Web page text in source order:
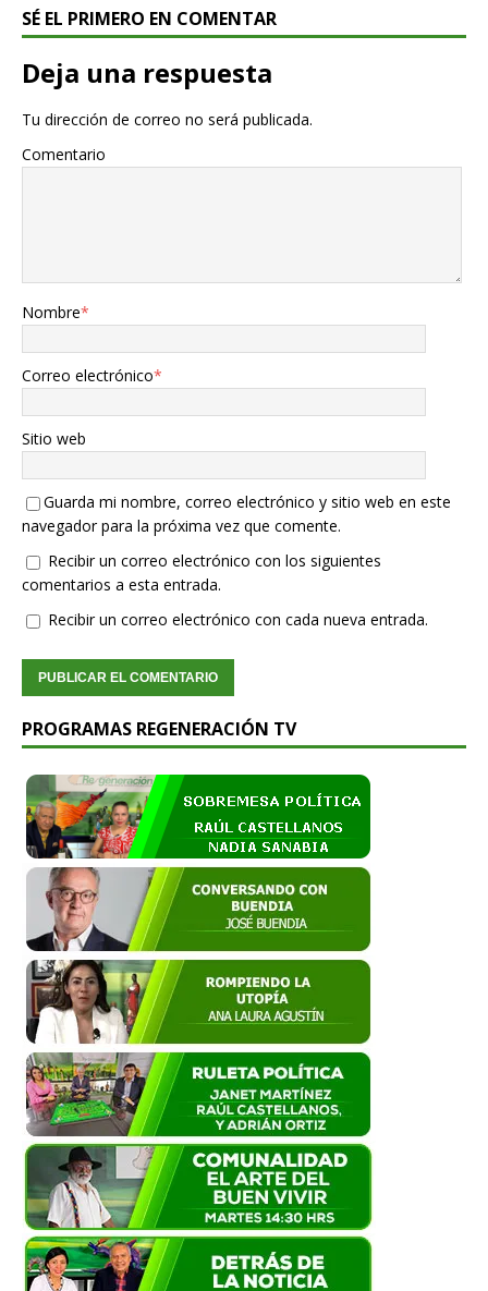
SÉ EL PRIMERO EN COMENTAR
Deja una respuesta
Tu dirección de correo no será publicada.
Comentario
Nombre*
Correo electrónico*
Sitio web
Guarda mi nombre, correo electrónico y sitio web en este
navegador para la próxima vez que comente.
Recibir un correo electrónico con los siguientes
comentarios a esta entrada.
Recibir un correo electrónico con cada nueva entrada.
PROGRAMAS REGENERACIÓN TV